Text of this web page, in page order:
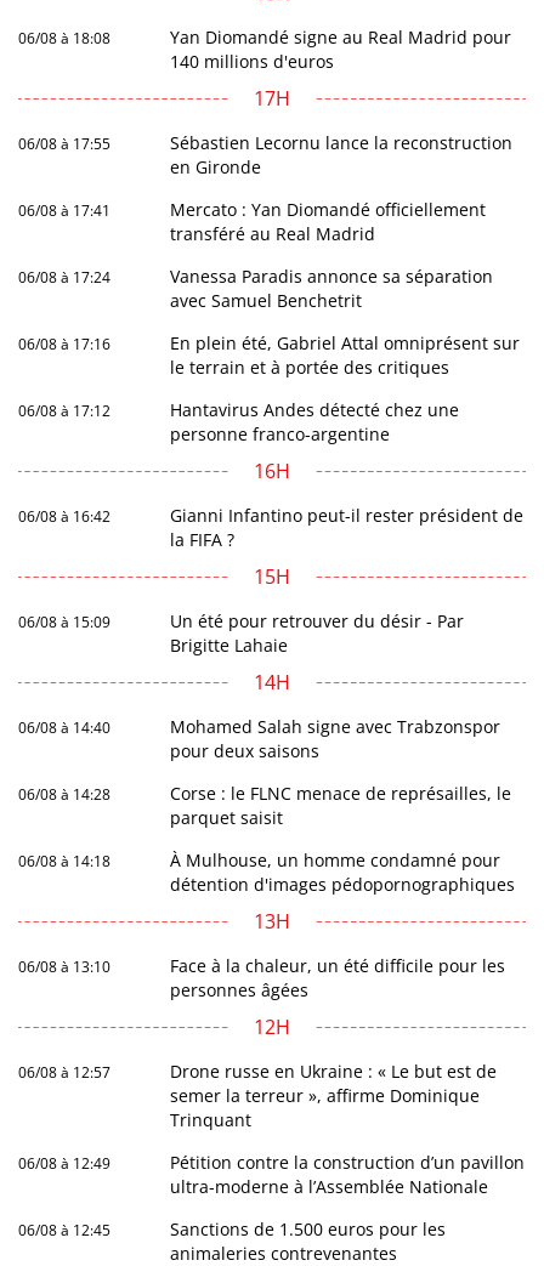
06/08 à 18:08
Yan Diomandé signe au Real Madrid pour
140 millions d'euros
17H
06/08 à 17:55
Sébastien Lecornu lance la reconstruction
en Gironde
06/08 à 17:41
Mercato : Yan Diomandé officiellement
transféré au Real Madrid
06/08 à 17:24
Vanessa Paradis annonce sa séparation
avec Samuel Benchetrit
06/08 à 17:16
En plein été, Gabriel Attal omniprésent sur
le terrain et à portée des critiques
06/08 à 17:12
Hantavirus Andes détecté chez une
personne franco-argentine
16H
06/08 à 16:42
Gianni Infantino peut-il rester président de
la FIFA ?
15H
06/08 à 15:09
Un été pour retrouver du désir - Par
Brigitte Lahaie
14H
06/08 à 14:40
Mohamed Salah signe avec Trabzonspor
pour deux saisons
06/08 à 14:28
Corse : le FLNC menace de représailles, le
parquet saisit
06/08 à 14:18
À Mulhouse, un homme condamné pour
détention d'images pédopornographiques
13H
06/08 à 13:10
Face à la chaleur, un été difficile pour les
personnes âgées
12H
06/08 à 12:57
Drone russe en Ukraine : « Le but est de
semer la terreur », affirme Dominique
Trinquant
06/08 à 12:49
Pétition contre la construction d’un pavillon
ultra-moderne à l’Assemblée Nationale
06/08 à 12:45
Sanctions de 1.500 euros pour les
animaleries contrevenantes